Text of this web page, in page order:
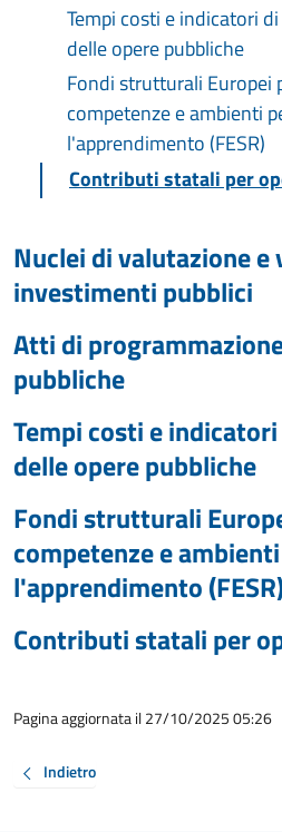
Tempi costi e indicatori
delle opere pubbliche
Fondi strutturali Europei
competenze e ambienti
l'apprendimento (FESR)
Contributi statali per
Nuclei di valutazione
investimenti pubblici
Atti di
pubbliche
Tempi costi e
delle opere pubbliche
Fondi strutturali
competenze e
l'apprendimento
Contributi statali per
Pagina aggiornata il 27/10/2025 05:26
Indietro